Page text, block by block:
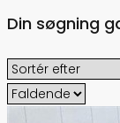
Din søgning